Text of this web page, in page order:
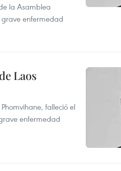
la Asamblea
enfermedad
Laos
falleció el
enfermedad